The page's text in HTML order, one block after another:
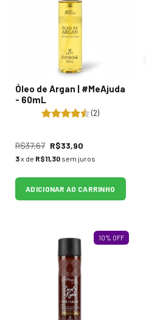
Óleo de Argan | #MeAjuda
- 60mL
(2)
R$37,67 R$33,90
3x de R$11,30 sem juros
ADICIONAR AO CARRINHO
10% OFF